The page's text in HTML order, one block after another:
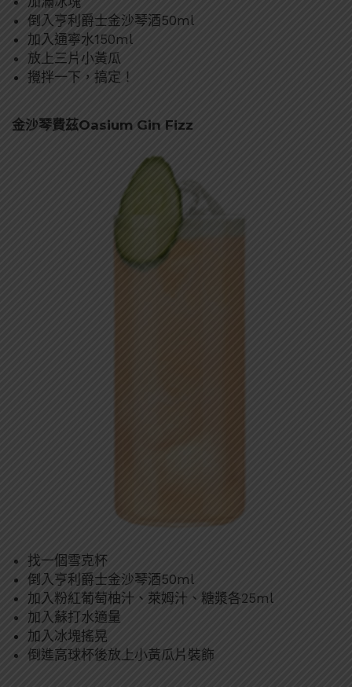
倒入亨利爵士金沙琴酒50ml
加入通寧水150ml
放上三片小黃瓜
攪拌一下，搞定！
金沙琴費茲Oasium Gin Fizz
找一個雪克杯
倒入亨利爵士金沙琴酒50ml
加入粉紅葡萄柚汁、萊姆汁、糖漿各25ml
加入蘇打水適量
加入冰塊搖晃
倒進高球杯後放上小黃瓜片裝飾